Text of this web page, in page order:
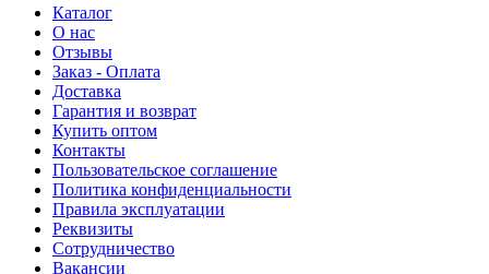
Каталог
О нас
Отзывы
Заказ - Оплата
Доставка
Гарантия и возврат
Купить оптом
Контакты
Пользовательское соглашение
Политика конфиденциальности
Правила эксплуатации
Реквизиты
Сотрудничество
Вакансии